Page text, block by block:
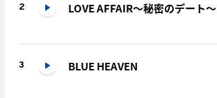
2 LOVE AFFAIR～秘密のデート～
3 BLUE HEAVEN